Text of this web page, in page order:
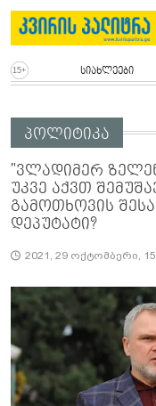
სიახლეები
პოლიტიკა
"ვლადიმერ
უკვე აქვთ
გამოთხოვის
დეპუტატი?
2021, 29 ოქტომბერი,